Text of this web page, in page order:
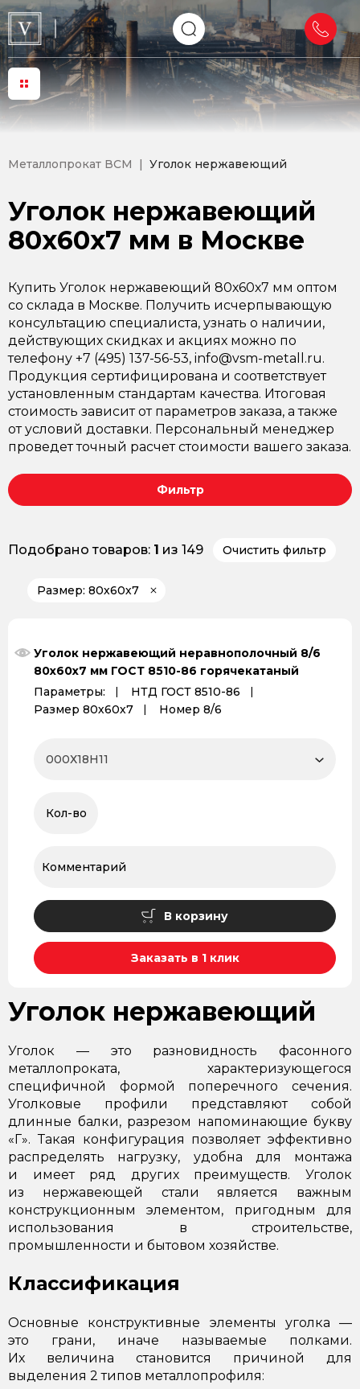
Металлопрокат ВСМ Уголок нержавеющий
Уголок нержавеющий
80х60х7 мм в Москве
Купить Уголок нержавеющий 80х60х7 мм оптом
со склада в Москве. Получить исчерпывающую
консультацию специалиста, узнать о наличии,
действующих скидках и акциях можно по
телефону +7 (495) 137-56-53, info@vsm-metall.ru.
Продукция сертифицирована и соответствует
установленным стандартам качества. Итоговая
стоимость зависит от параметров заказа, а также
от условий доставки. Персональный менеджер
проведет точный расчет стоимости вашего заказа.
Фильтр
Подобрано товаров: 1 из 149 Очистить фильтр
Размер: 80х60х7
Уголок нержавеющий неравнополочный 8/6
80х60х7 мм ГОСТ 8510-86 горячекатаный
Параметры:
НТД ГОСТ 8510-86
Размер 80х60х7
Номер 8/6
В корзину
Заказать в 1 клик
Уголок нержавеющий
Уголок — это разновидность фасонного
металлопроката, характеризующегося
специфичной формой поперечного сечения.
Уголковые профили представляют собой
длинные балки, разрезом напоминающие букву
«Г». Такая конфигурация позволяет эффективно
распределять нагрузку, удобна для монтажа
и имеет ряд других преимуществ. Уголок
из нержавеющей стали является важным
конструкционным элементом, пригодным для
использования в строительстве,
промышленности и бытовом хозяйстве.
Классификация
Основные конструктивные элементы уголка —
это грани, иначе называемые полками.
Их величина становится причиной для
выделения 2 типов металлопрофиля: